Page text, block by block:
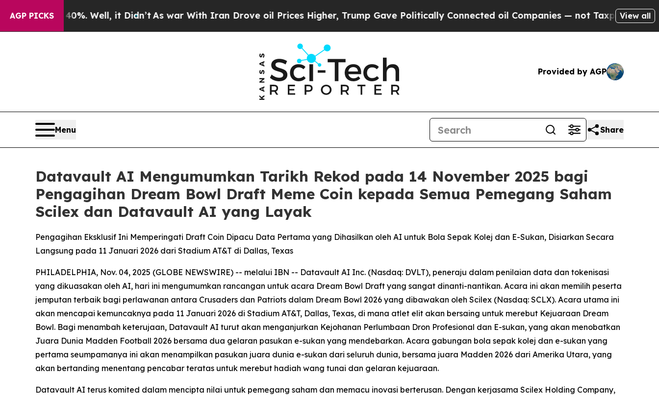
AGP PICKS
40%. Well, it Didn’t As war With Iran Drove oil Prices Higher, Trump Gave Politically Connected oil Companies — not Taxpayers — theView all
Provided by AGP
Menu Share
Datavault AI Mengumumkan Tarikh Rekod pada 14 November 2025 bagi
Pengagihan Dream Bowl Draft Meme Coin kepada Semua Pemegang Saham
Scilex dan Datavault AI yang Layak
Pengagihan Eksklusif Ini Memperingati Draft Coin Dipacu Data Pertama yang Dihasilkan oleh AI untuk Bola Sepak Kolej dan E-Sukan, Disiarkan Secara
Langsung pada 11 Januari 2026 dari Stadium AT&T di Dallas, Texas
PHILADELPHIA, Nov. 04, 2025 (GLOBE NEWSWIRE) -- melalui IBN -- Datavault AI Inc. (Nasdaq: DVLT), peneraju dalam penilaian data dan tokenisasi
yang dikuasakan oleh AI, hari ini mengumumkan rancangan untuk acara Dream Bowl Draft yang sangat dinanti-nantikan. Acara ini akan memilih peserta
jemputan terbaik bagi perlawanan antara Crusaders dan Patriots dalam Dream Bowl 2026 yang dibawakan oleh Scilex (Nasdaq: SCLX). Acara utama ini
akan mencapai kemuncaknya pada 11 Januari 2026 di Stadium AT&T, Dallas, Texas, di mana atlet elit akan bersaing untuk merebut Kejuaraan Dream
Bowl. Bagi menambah keterujaan, Datavault AI turut akan menganjurkan Kejohanan Perlumbaan Dron Profesional dan E-sukan, yang akan menobatkan
Juara Dunia Madden Football 2026 bersama dua gelaran pasukan e-sukan yang mendebarkan. Acara gabungan bola sepak kolej dan e-sukan yang
pertama seumpamanya ini akan menampilkan pasukan juara dunia e-sukan dari seluruh dunia, bersama juara Madden 2026 dari Amerika Utara, yang
akan bertanding menentang pencabar teratas untuk merebut hadiah wang tunai dan gelaran kejuaraan.
Datavault AI terus komited dalam mencipta nilai untuk pemegang saham dan memacu inovasi berterusan. Dengan kerjasama Scilex Holding Company,